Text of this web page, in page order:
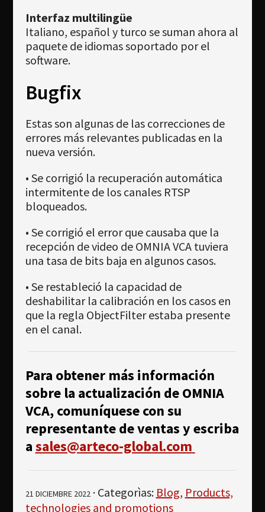
Interfaz multilingüe
Italiano, español y turco se suman ahora al
paquete de idiomas soportado por el
software.
Bugfix
Estas son algunas de las correcciones de
errores más relevantes publicadas en la
nueva versión.
• Se corrigió la recuperación automática
intermitente de los canales RTSP
bloqueados.
• Se corrigió el error que causaba que la
recepción de video de OMNIA VCA tuviera
una tasa de bits baja en algunos casos.
• Se restableció la capacidad de
deshabilitar la calibración en los casos en
que la regla ObjectFilter estaba presente
en el canal.
Para obtener más información
sobre la actualización de OMNIA
VCA, comuníquese con su
representante de ventas y escriba
asales@arteco-global.com
21 DICIEMBRE 2022· Categorìas: Blog, Products,
technologies and promotions